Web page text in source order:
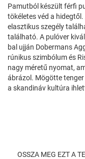
Pamutból készült férfi
tökéletes véd a
elasztikus szegély
található. A pulóver
bal ujján Dobermans
rúnikus szimbólum és
nagy méretű nyomat,
ábrázol. Mögötte
a skandináv kultúra
OSSZA MEG EZT A